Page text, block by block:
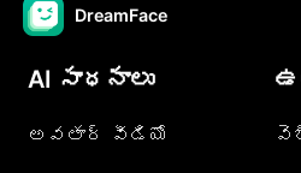
DreamFace
AI సాధనాలు
అవతార్ వీడియో